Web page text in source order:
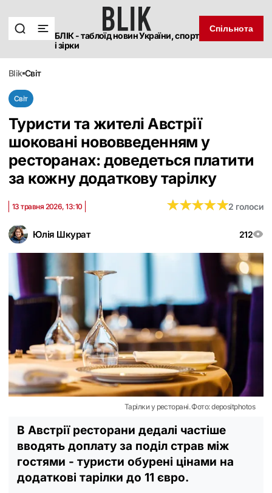
БЛІК - таблоїд новин України, спорт
і зірки
Спільнота
blik світ
Світ
Туристи та жителі Австрії
шоковані нововведенням у
ресторанах: доведеться платити
за кожну додаткову тарілку
Юлія Шкурат 212
13 травня 2026, 13:10 ★★★★★
★★★★★2 голоси
Тарілки у ресторані. Фото: depositphotos
В Австрії ресторани дедалі частіше
вводять доплату за поділ страв між
гостями - туристи обурені цінами на
додаткові тарілки до 11 євро.